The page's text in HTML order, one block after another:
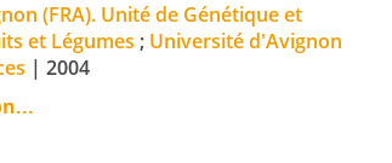
(FRA). Unité de Génétique et
et Légumes ; Université d'Avignon
| 2004